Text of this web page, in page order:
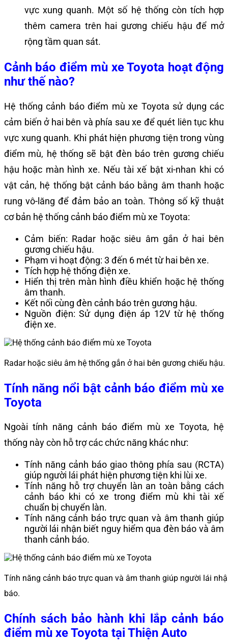
vực xung quanh. Một số hệ thống còn tích hợp
thêm camera trên hai gương chiếu hậu để mở
rộng tầm quan sát.
Cảnh báo điểm mù xe Toyota hoạt động
như thế nào?
Hệ thống cảnh báo điểm mù xe Toyota sử dụng các
cảm biến ở hai bên và phía sau xe để quét liên tục khu
vực xung quanh. Khi phát hiện phương tiện trong vùng
điểm mù, hệ thống sẽ bật đèn báo trên gương chiếu
hậu hoặc màn hình xe. Nếu tài xế bật xi-nhan khi có
vật cản, hệ thống bật cảnh báo bằng âm thanh hoặc
rung vô-lăng để đảm bảo an toàn. Thông số kỹ thuật
cơ bản hệ thống cảnh báo điểm mù xe Toyota:
Cảm biến: Radar hoặc siêu âm gắn ở hai bên
gương chiếu hậu.
Phạm vi hoạt động: 3 đến 6 mét từ hai bên xe.
Tích hợp hệ thống điện xe.
Hiển thị trên màn hình điều khiển hoặc hệ thống
âm thanh.
Kết nối cùng đèn cảnh báo trên gương hậu.
Nguồn điện: Sử dụng điện áp 12V từ hệ thống
điện xe.
Radar hoặc siêu âm hệ thống gắn ở hai bên gương chiếu hậu.
Tính năng nổi bật cảnh báo điểm mù xe
Toyota
Ngoài tính năng cảnh báo điểm mù xe Toyota, hệ
thống này còn hỗ trợ các chức năng khác như:
Tính năng cảnh báo giao thông phía sau (RCTA)
giúp người lái phát hiện phương tiện khi lùi xe.
Tính năng hỗ trợ chuyển làn an toàn bằng cách
cảnh báo khi có xe trong điểm mù khi tài xế
chuẩn bị chuyển làn.
Tính năng cảnh báo trực quan và âm thanh giúp
người lái nhận biết nguy hiểm qua đèn báo và âm
thanh cảnh báo.
Tính năng cảnh báo trực quan và âm thanh giúp người lái
báo.
Chính sách bảo hành khi lắp cảnh báo
điểm mù xe Toyota tại Thiện Auto